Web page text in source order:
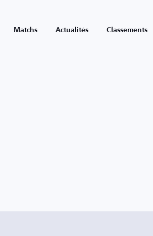
Matchs Actualités Classements